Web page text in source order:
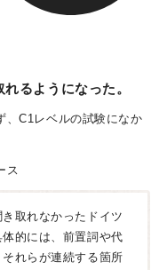
るようになった
、C1レベルの試験になか
ス
取れなかったドイツ
的には、前置詞や代
れらが連続する箇所